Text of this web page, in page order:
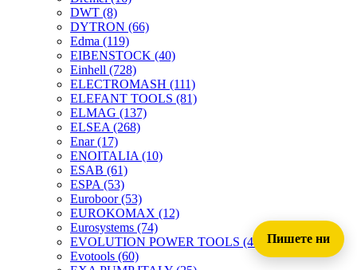
DWT (8)
DYTRON (66)
Edma (119)
EIBENSTOCK (40)
Einhell (728)
ELECTROMASH (111)
ELEFANT TOOLS (81)
ELMAG (137)
ELSEA (268)
Enar(17)
ENOITALIA (10)
ESAB (61)
ESPA (53)
Euroboor(53)
EUROKOMAX (12)
Eurosystems (74)
EVOLUTION POWER TOOLS (45)
Evotools (60)
Пишете ни